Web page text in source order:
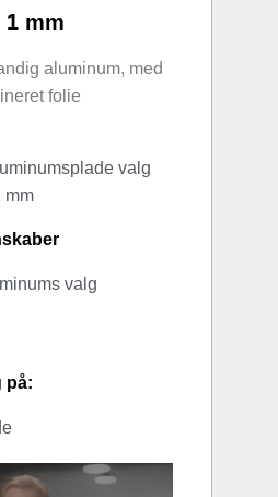
mm
aluminum, med
folie
valg
mm
valg
på: